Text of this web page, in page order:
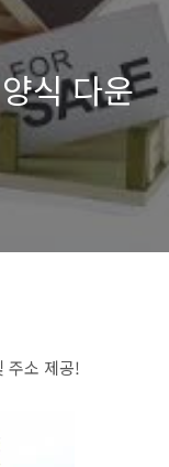
식 다운
주소 제공!